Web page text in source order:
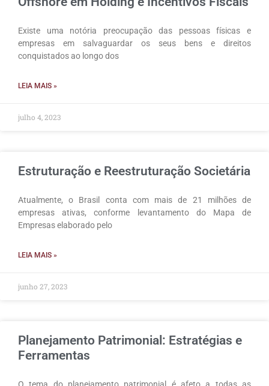
Existe uma notória preocupação das pessoas físicas e
empresas em salvaguardar os seus bens e direitos
conquistados ao longo dos
LEIA MAIS »
julho 4, 2023
Estruturação e Reestruturação Societária
Atualmente, o Brasil conta com mais de 21 milhões de
empresas ativas, conforme levantamento do Mapa de
Empresas elaborado pelo
LEIA MAIS »
junho 27, 2023
Planejamento Patrimonial: Estratégias e
Ferramentas